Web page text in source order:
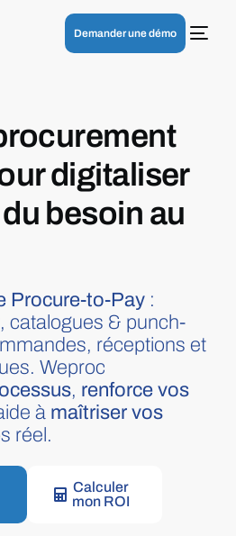
Demander une démo
digitaliser
besoin au
Procure-to-Pay :
catalogues & punch-
réceptions et
Weproc
, renforce vos
à maîtriser vos
réel.
Calculer
mon ROI